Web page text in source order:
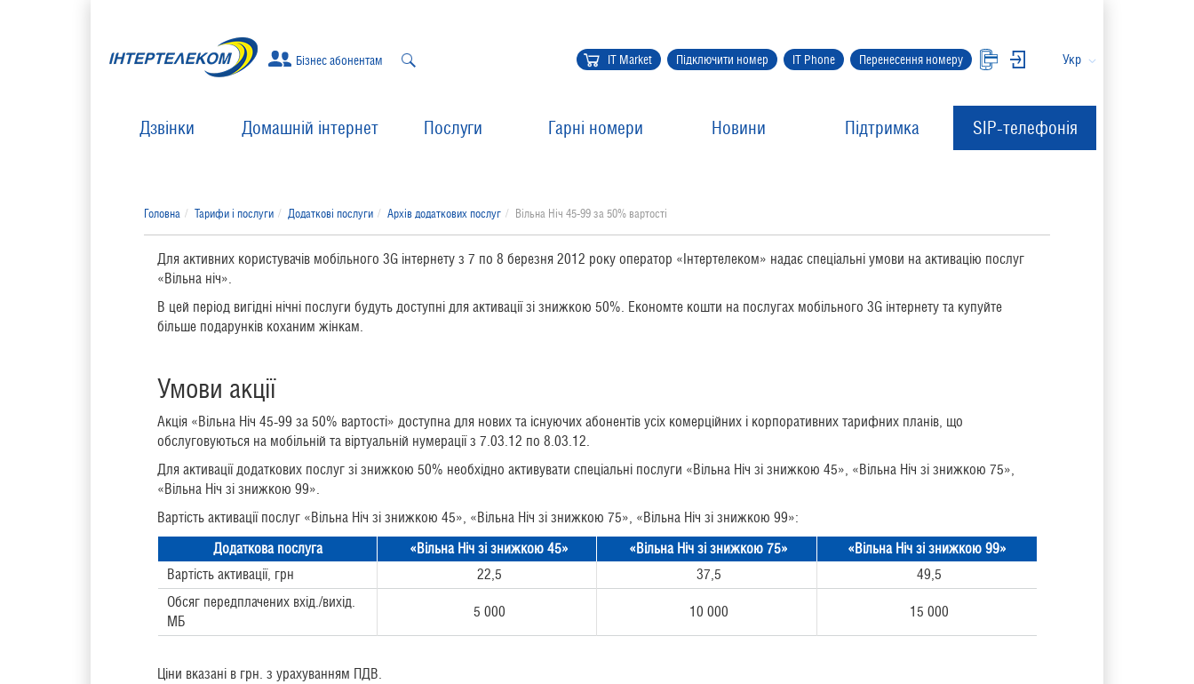
Бізнес абонентам IT Market Підключити номер IT Phone Перенесення номеру Укр
Дзвінки Домашній інтернет Послуги Гарні номери Новини Підтримка SIP-телефонія
Головна Тарифи і послуги Додаткові послуги Архів додаткових послуг Вільна Ніч 45-99 за 50% вартості
Для активних користувачів мобільного 3G інтернету з 7 по 8 березня 2012 року оператор «Інтертелеком» надає спеціальні умови на активацію послуг
«Вільна ніч».
В цей період вигідні нічні послуги будуть доступні для активації зі знижкою 50%. Економте кошти на послугах мобільного 3G інтернету та купуйте
більше подарунків коханим жінкам.
Умови акції
Акція «Вільна Ніч 45-99 за 50% вартості» доступна для нових та існуючих абонентів усіх комерційних і корпоративних тарифних планів, що
обслуговуються на мобільній та віртуальній нумерації з 7.03.12 по 8.03.12.
Для активації додаткових послуг зі знижкою 50% необхідно активувати спеціальні послуги «Вільна Ніч зі знижкою 45», «Вільна Ніч зі знижкою 75»,
«Вільна Ніч зі знижкою 99».
Вартість активації послуг «Вільна Ніч зі знижкою 45», «Вільна Ніч зі знижкою 75», «Вільна Ніч зі знижкою 99»:
Додаткова послуга
«Вільна Ніч зі знижкою 45» «Вільна Ніч зі знижкою 75»
«Вільна Ніч зі знижкою 99»
Вартість активації, грн
22,5 37,5
49,5
Обсяг передплачених вхід./вихід.
МБ
5 000 10 000 15 000
Ціни вказані в грн. з урахуванням ПДВ.